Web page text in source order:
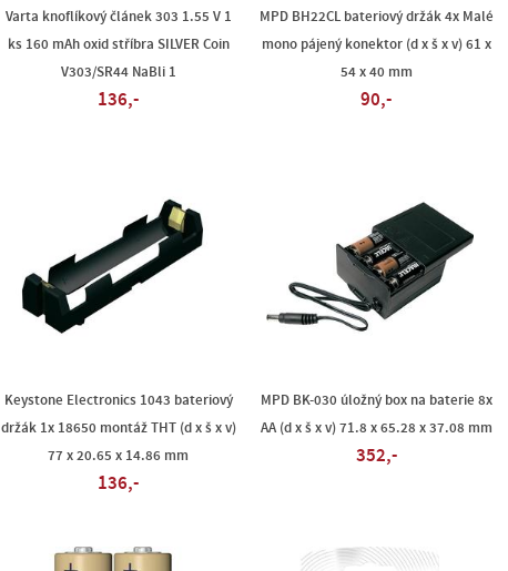
Varta knoflíkový článek 303 1.55 V 1
ks 160 mAh oxid stříbra SILVER Coin
V303/SR44 NaBli 1
136,-
MPD BH22CL bateriový držák 4x Malé
mono pájený konektor (d x š x v) 61 x
54 x 40 mm
90,-
Keystone Electronics 1043 bateriový
držák 1x 18650 montáž THT (d x š x v)
77 x 20.65 x 14.86 mm
136,-
MPD BK-030 úložný box na baterie 8x
AA (d x š x v) 71.8 x 65.28 x 37.08 mm
352,-